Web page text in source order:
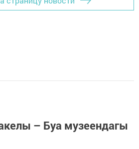
– Буа музеендагы